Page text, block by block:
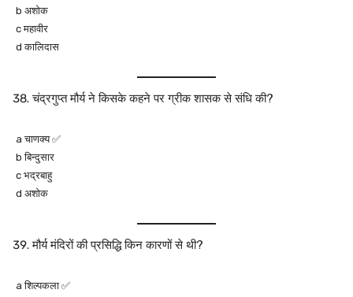
b अशोक
c महावीर
d कालिदास
चंद्रगुप्त मौर्य ने किसके कहने पर ग्रीक शासक से संधि की?
a चाणक्य ✅
b बिन्दुसार
c भद्रबाहु
d अशोक
मौर्य मंदिरों की प्रसिद्धि किन कारणों से थी?
a शिल्पकला ✅